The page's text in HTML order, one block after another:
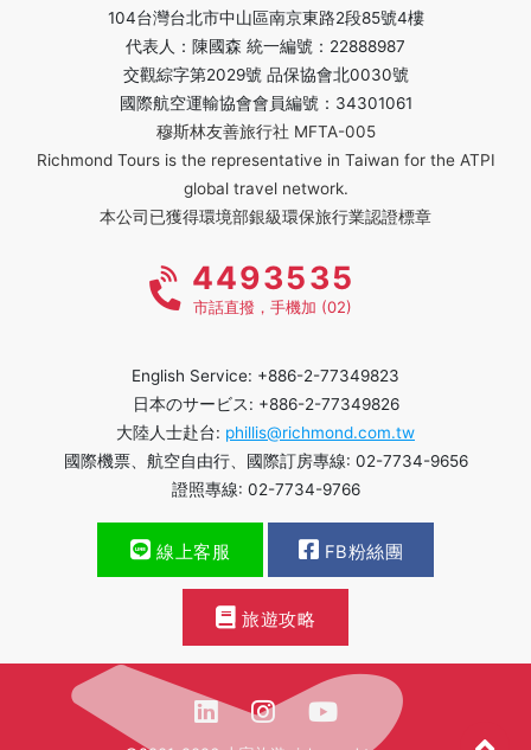
104台灣台北市中山區南京東路2段85號4樓
代表人：陳國森 統一編號：22888987
交觀綜字第2029號 品保協會北0030號
國際航空運輸協會會員編號：34301061
穆斯林友善旅行社 MFTA-005
Richmond Tours is the representative in Taiwan for the ATPI
global travel network.
本公司已獲得環境部銀級環保旅行業認證標章
4493535
市話直撥，手機加 (02)
English Service: +886-2-77349823
日本のサービス: +886-2-77349826
大陸人士赴台: phillis@richmond.com.tw
國際機票、航空自由行、國際訂房專線: 02-7734-9656
證照專線: 02-7734-9766
線上客服 FB粉絲團
旅遊攻略